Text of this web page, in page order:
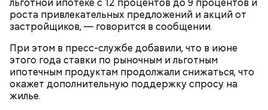
льготной ипотеке с 12 процентов до 9 процентов и
роста привлекательных предложений и акций от
застройщиков, — говорится в сообщении.
При этом в пресс-службе добавили, что в июне
этого года ставки по рыночным и льготным
ипотечным продуктам продолжали снижаться, что
окажет дополнительную поддержку спросу на
жилье.
которые придают коже естественный цвет. Это
позволяет Ленину выглядеть максимально живым.
температурой +16 градусов. Отметим, что в здании
запрещено фотографировать бывшего вождя и
снимать на видео.
— В пассажирах не терплю грубости. Да и, в
принципе, все. А так я спокойный, когда поем, —
говорит с улыбкой Владимир, 45 лет.